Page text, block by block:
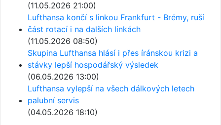
(11.05.2026 21:00)
Lufthansa končí s linkou Frankfurt - Brémy, ruší
část rotací i na dalších linkách
(11.05.2026 08:50)
Skupina Lufthansa hlásí i přes íránskou krizi a
stávky lepší hospodářský výsledek
(06.05.2026 13:00)
Lufthansa vylepší na všech dálkových letech
palubní servis
(04.05.2026 18:10)